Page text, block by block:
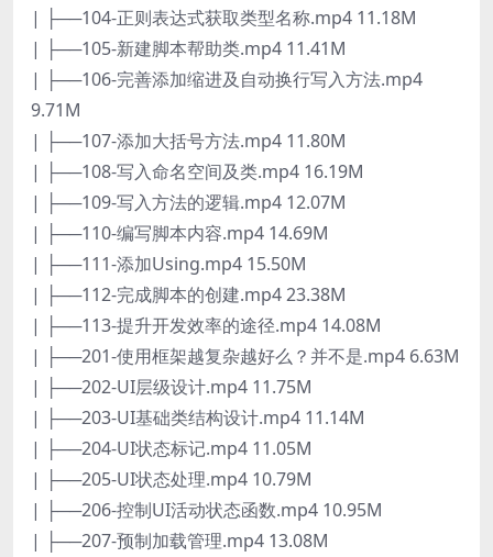
| ├──104-正则表达式获取类型名称.mp4 11.18M
| ├──105-新建脚本帮助类.mp4 11.41M
| ├──106-完善添加缩进及自动换行写入方法.mp4
9.71M
| ├──107-添加大括号方法.mp4 11.80M
| ├──108-写入命名空间及类.mp4 16.19M
| ├──109-写入方法的逻辑.mp4 12.07M
| ├──110-编写脚本内容.mp4 14.69M
| ├──111-添加Using.mp4 15.50M
| ├──112-完成脚本的创建.mp4 23.38M
| ├──113-提升开发效率的途径.mp4 14.08M
| ├──201-使用框架越复杂越好么？并不是.mp4 6.63M
| ├──202-UI层级设计.mp4 11.75M
| ├──203-UI基础类结构设计.mp4 11.14M
| ├──204-UI状态标记.mp4 11.05M
| ├──205-UI状态处理.mp4 10.79M
| ├──206-控制UI活动状态函数.mp4 10.95M
| ├──207-预制加载管理.mp4 13.08M